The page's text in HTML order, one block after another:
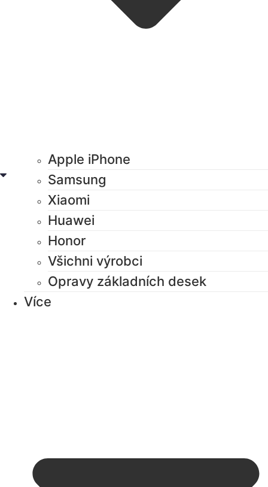
Apple iPhone
Samsung
Xiaomi
Huawei
Honor
Všichni výrobci
Opravy základních desek
Více